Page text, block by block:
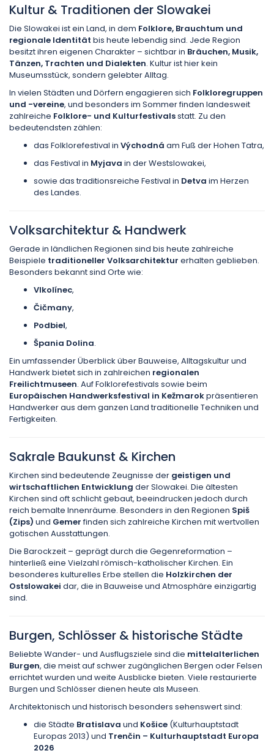
Kultur & Traditionen der Slowakei
Die Slowakei ist ein Land, in dem Folklore, Brauchtum und
regionale Identität bis heute lebendig sind. Jede Region
besitzt ihren eigenen Charakter – sichtbar in Bräuchen, Musik,
Tänzen, Trachten und Dialekten. Kultur ist hier kein
Museumsstück, sondern gelebter Alltag.
In vielen Städten und Dörfern engagieren sich Folkloregruppen
und -vereine, und besonders im Sommer finden landesweit
zahlreiche Folklore- und Kulturfestivalsstatt. Zu den
bedeutendsten zählen:
das Folklorefestival in Východná am Fuß der Hohen Tatra,
das Festival in Myjava in der Westslowakei,
sowie das traditionsreiche Festival in Detva im Herzen
des Landes.
Volksarchitektur & Handwerk
Gerade in ländlichen Regionen sind bis heute zahlreiche
Beispiele traditioneller Volksarchitektur erhalten geblieben.
Besonders bekannt sind Orte wie:
Vlkolínec,
Čičmany,
Podbiel,
Špania Dolina.
Ein umfassender Überblick über Bauweise, Alltagskultur und
Handwerk bietet sich in zahlreichen regionalen
Freilichtmuseen. Auf Folklorefestivals sowie beim
Europäischen Handwerksfestival in Kežmarokpräsentieren
Handwerker aus dem ganzen Land traditionelle Techniken und
Fertigkeiten.
Sakrale Baukunst & Kirchen
Kirchen sind bedeutende Zeugnisse der geistigen und
wirtschaftlichen Entwicklung der Slowakei. Die ältesten
Kirchen sind oft schlicht gebaut, beeindrucken jedoch durch
reich bemalte Innenräume. Besonders in den Regionen Spiš
(Zips) und Gemerfinden sich zahlreiche Kirchen mit wertvollen
gotischen Ausstattungen.
Die Barockzeit – geprägt durch die Gegenreformation –
hinterließ eine Vielzahl römisch-katholischer Kirchen. Ein
besonderes kulturelles Erbe stellen die Holzkirchen der
Ostslowakei dar, die in Bauweise und Atmosphäre einzigartig
sind.
Burgen, Schlösser & historische Städte
Beliebte Wander- und Ausflugsziele sind die mittelalterlichen
Burgen, die meist auf schwer zugänglichen Bergen oder Felsen
errichtet wurden und weite Ausblicke bieten. Viele restaurierte
Burgen und Schlösser dienen heute als Museen.
Architektonisch und historisch besonders sehenswert sind:
die Städte Bratislava und Košice (Kulturhauptstadt
Europas 2013) und Trenčin – Kulturhauptstadt Europa
2026